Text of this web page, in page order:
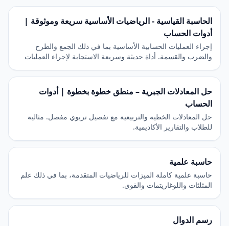
الحاسبة القياسية - الرياضيات الأساسية سريعة وموثوقة |
أدوات الحساب
إجراء العمليات الحسابية الأساسية بما في ذلك الجمع والطرح
والضرب والقسمة. أداة حديثة وسريعة الاستجابة لإجراء العمليات
حل المعادلات الجبرية – منطق خطوة بخطوة | أدوات
الحساب
حل المعادلات الخطية والتربيعية مع تفصيل تربوي مفصل. مثالية
للطلاب والتقارير الأكاديمية.
حاسبة علمية
حاسبة علمية كاملة الميزات للرياضيات المتقدمة، بما في ذلك علم
المثلثات واللوغاريتمات والقوى.
رسم الدوال